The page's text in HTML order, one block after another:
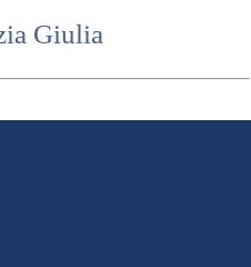
Giulia